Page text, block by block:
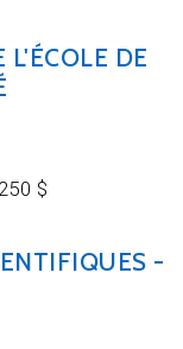
L'ÉCOLE DE
$
-